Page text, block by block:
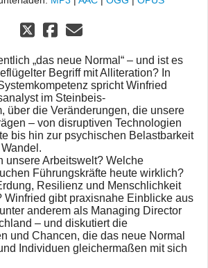
„das neue Normal“ – und ist es
Begriff mit Alliteration? In
spricht Winfried
im Steinbeis-
über die Veränderungen, die unsere
– von disruptiven Technologien
bis hin zur psychischen Belastbarkeit
unsere Arbeitswelt? Welche
Führungskräfte heute wirklich?
Resilienz und Menschlichkeit
Winfried gibt praxisnahe Einblicke aus
anderem als Managing Director
– und diskutiert die
und Chancen, die das neue Normal
Individuen gleichermaßen mit sich